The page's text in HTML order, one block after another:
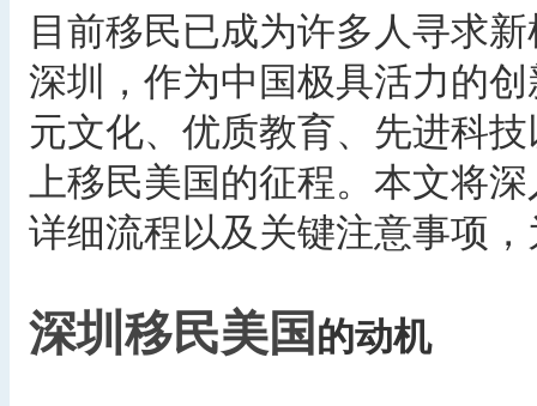
目前移民已成为许多人寻求
深圳，作为中国极具活力的
元文化、优质教育、先进科
上移民美国的征程。本文将
详细流程以及关键注意事项
深圳移民美国的动机